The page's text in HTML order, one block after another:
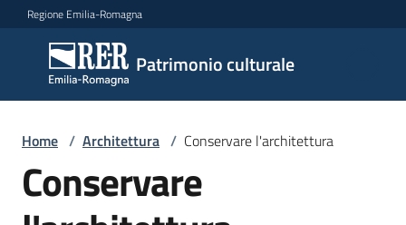
Vai al contenuto
Vai alla navigazione
Vai al footer
Regione Emilia-Romagna
Patrimonio culturale
Patrimonio
culturale
Home / Architettura / Conservare l'architettura
Conservare